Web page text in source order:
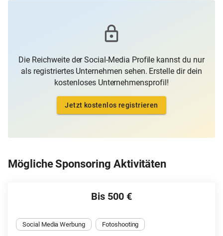
Die Reichweite der Social-Media Profile kannst du nur
als registriertes Unternehmen sehen. Erstelle dir dein
kostenloses Unternehmensprofil!
Jetzt kostenlos registrieren
Mögliche Sponsoring Aktivitäten
Bis 500 €
Social Media Werbung Fotoshooting